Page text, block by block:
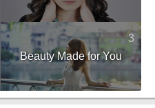
3
Beauty Made for You